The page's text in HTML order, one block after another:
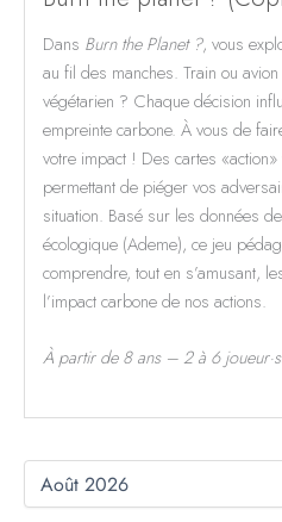
Dans Burn the Planet ?, vous
au fil des manches. Train ou
végétarien ? Chaque décision
empreinte carbone. À vous de
votre impact ! Des cartes
permettant de piéger vos
situation. Basé sur les données
écologique (Ademe), ce jeu
comprendre, tout en s’amusant,
l’impact carbone de nos actions.
À partir de 8 ans – 2 à 6